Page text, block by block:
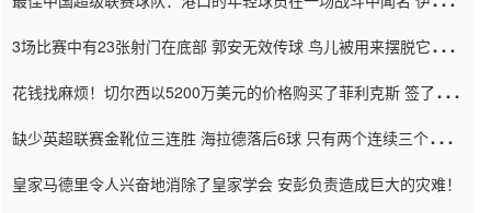
3场比赛中有23张射门在底部 郭安无效传球 鸟儿被用来摆脱它
花钱找麻烦！切尔西以5200万美元的价格购买了菲利克斯 签了7年
缺少英超联赛金靴位三连胜 海拉德落后6球 只有两个连续三个连续
皇家马德里令人兴奋地消除了皇家学会 安彭负责造成巨大的灾难！